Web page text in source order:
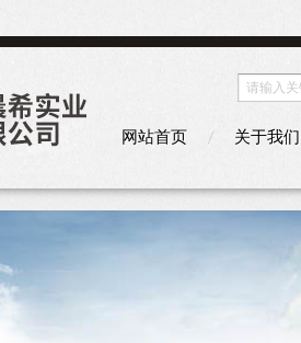
网站首页 关于我们